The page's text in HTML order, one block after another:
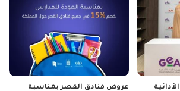
عروض فنادق القصر بمناسبة